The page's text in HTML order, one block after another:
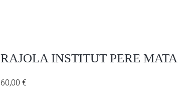
RAJOLA INSTITUT PERE MATA
60,00€